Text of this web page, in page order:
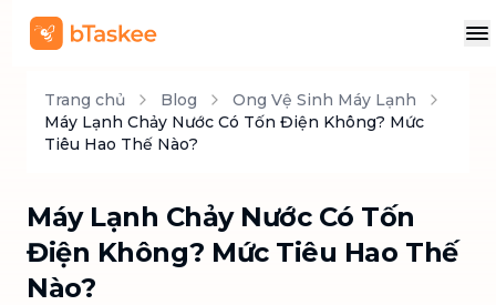
Trang chủ Blog
Ong Vệ Sinh Máy Lạnh
Máy Lạnh Chảy Nước Có Tốn Điện Không? Mức
Tiêu Hao Thế Nào?
Máy Lạnh Chảy Nước Có Tốn
Điện Không? Mức Tiêu Hao Thế
Nào?